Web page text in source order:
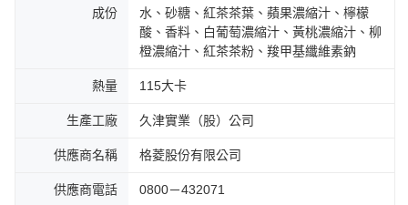
成份
水、砂糖、紅茶茶葉、蘋果濃縮汁、檸檬
酸、香料、白葡萄濃縮汁、黃桃濃縮汁、柳
橙濃縮汁、紅茶茶粉、羧甲基纖維素鈉
熱量 115大卡
生產工廠 久津實業（股）公司
供應商名稱 格菱股份有限公司
供應商電話 0800－432071